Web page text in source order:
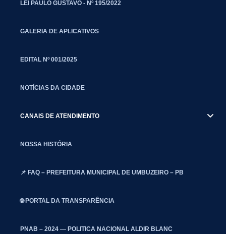
LEI PAULO GUSTAVO - Nº 195/2022
GALERIA DE APLICATIVOS
EDITAL Nº 001/2025
NOTÍCIAS DA CIDADE
CANAIS DE ATENDIMENTO
NOSSA HISTÓRIA
📌 FAQ – PREFEITURA MUNICIPAL DE UMBUZEIRO – PB
🌐 PORTAL DA TRANSPARÊNCIA
PNAB – 2024 — POLITICA NACIONAL ALDIR BLANC